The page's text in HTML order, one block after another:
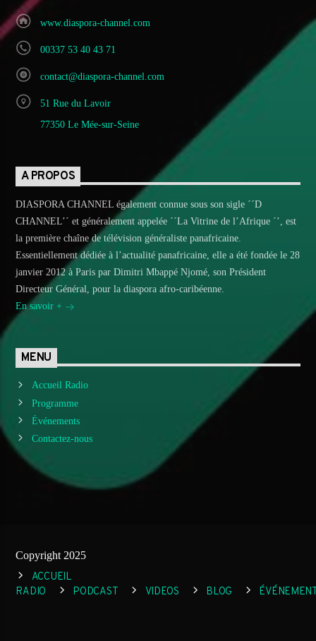
www.diaspora-channel.com
00337 53 40 43 71
contact@diaspora-channel.com
51 Rue du Lavoir
77350 Le Mée-sur-Seine
A PROPOS
DIASPORA CHANNEL également connue sous son sigle ´´D
CHANNEL’´ et généralement appelée ´´La Vitrine de l’Afrique ´’, est
la première chaîne de télévision généraliste panafricaine.
Essentiellement dédiée à l’actualité panafricaine, elle a été fondée le 28
janvier 2012 à Paris par Dimitri Mbappé Njomé, son Président
Directeur Général, pour la diaspora afro-caribéenne.
En savoir +
MENU
Accueil Radio
Programme
Événements
Contactez-nous
Copyright 2025
ACCUEIL
RADIO
PODCAST VIDEOS BLOG